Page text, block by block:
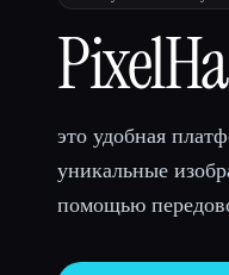
это удобная
уникальные
помощью